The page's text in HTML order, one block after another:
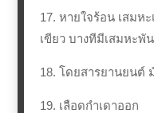
17. หายใจร้อน เสมห
เขียว บางทีมีเสมหะพั
18. โดยสารยานยนต์
19. เลือดกำเดาออก